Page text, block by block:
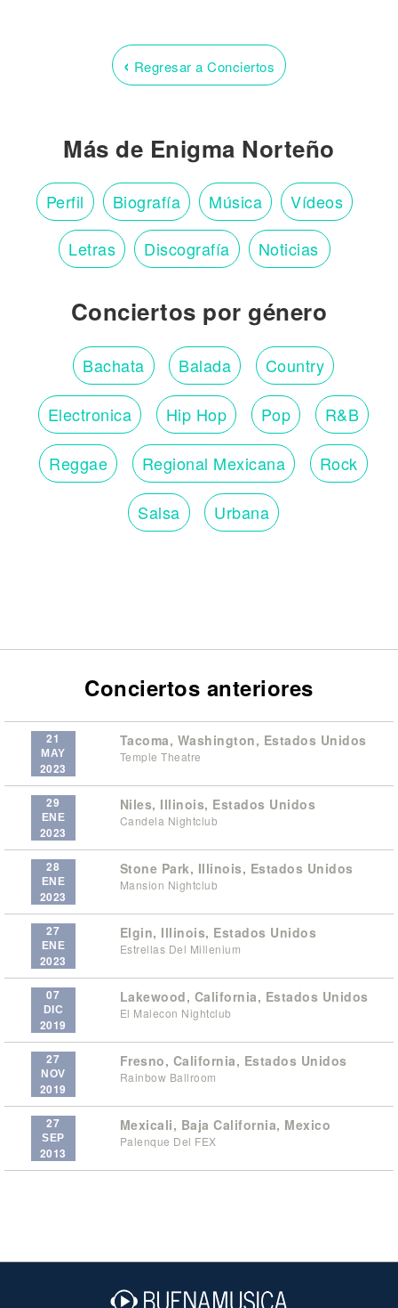
‹ Regresar a Conciertos
Más de Enigma Norteño
Perfil Biografía Música Vídeos
Letras Discografía Noticias
Conciertos por género
Bachata Balada Country
Electronica Hip Hop Pop R&B
Reggae Regional Mexicana Rock
Salsa Urbana
Conciertos anteriores
21
MAY
2023
Tacoma, Washington, Estados Unidos
Temple Theatre
29
ENE
2023
Niles, Illinois, Estados Unidos
Candela Nightclub
28
ENE
2023
Stone Park, Illinois, Estados Unidos
Mansion Nightclub
27
ENE
2023
Elgin, Illinois, Estados Unidos
Estrellas Del Millenium
07
DIC
2019
Lakewood, California, Estados Unidos
El Malecon Nightclub
27
NOV
2019
Fresno, California, Estados Unidos
Rainbow Ballroom
27
SEP
2013
Mexicali, Baja California, Mexico
Palenque Del FEX